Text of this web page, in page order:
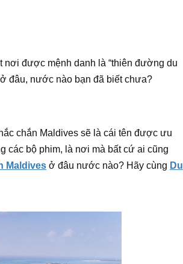
nơi được mệnh danh là “thiên đường du
đâu, nước nào bạn đã biết chưa?
chắn Maldives sẽ là cái tên được ưu
các bộ phim, là nơi mà bất cứ ai cũng
Maldives ở đâu nước nào? Hãy cùng Du